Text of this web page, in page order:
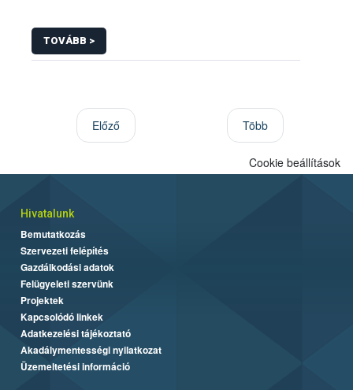
TOVÁBB >
Előző Több
Cookie beállítások
Hivatalunk
Bemutatkozás
Szervezeti felépítés
Gazdálkodási adatok
Felügyeleti szervünk
Projektek
Kapcsolódó linkek
Adatkezelési tájékoztató
Akadálymentességi nyilatkozat
Üzemeltetési információ